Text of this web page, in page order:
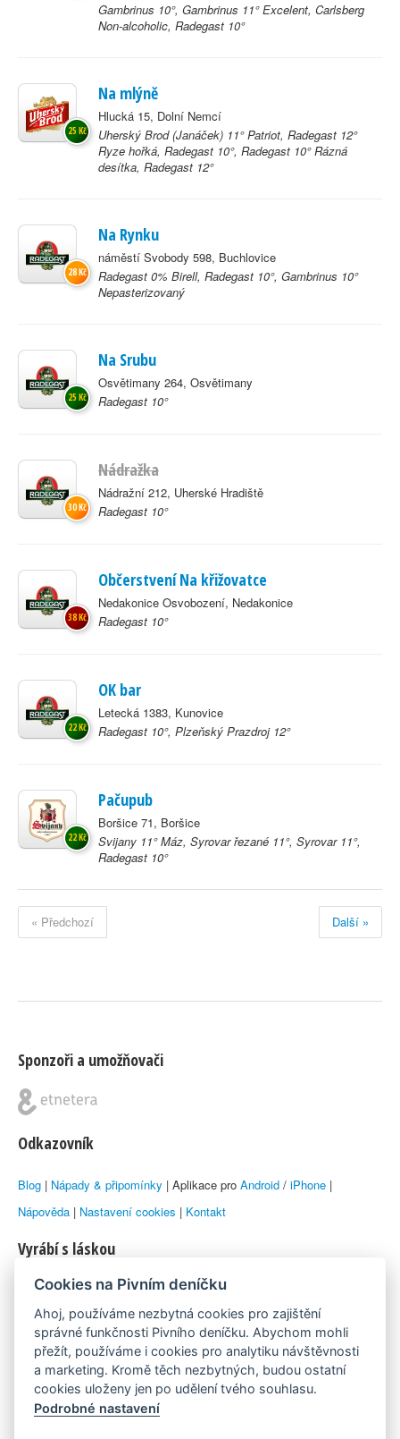
Gambrinus 10°, Gambrinus 11° Excelent, Carlsberg
Non-alcoholic, Radegast 10°
Na mlýně
Hlucká 15, Dolní Nemcí
Uherský Brod (Janáček) 11° Patriot, Radegast 12°
Ryze hořká, Radegast 10°, Radegast 10° Rázná
desítka, Radegast 12°
25 Kč
Na Rynku
náměstí Svobody 598, Buchlovice
Radegast 0% Birell, Radegast 10°, Gambrinus 10°
Nepasterizovaný
28 Kč
Na Srubu
Osvětimany 264, Osvětimany
Radegast 10°
25 Kč
Nádražka
Nádražní 212, Uherské Hradiště
Radegast 10°
30 Kč
Občerstvení Na křižovatce
Nedakonice Osvobození, Nedakonice
Radegast 10°
38 Kč
OK bar
Letecká 1383, Kunovice
Radegast 10°, Plzeňský Prazdroj 12°
22 Kč
Pačupub
Boršice 71, Boršice
Svijany 11° Máz, Syrovar řezané 11°, Syrovar 11°,
Radegast 10°
22 Kč
« Předchozí Další »
Sponzoři a umožňovači
Odkazovník
Blog | Nápady & připomínky | Aplikace pro Android / iPhone |
Nápověda | Nastavení cookies | Kontakt
Vyrábí s láskou
© 2010–2026 byLukáš Zemanaka Emka
Máme rádi
Pivní.info
Poznámka pod čarou
Cookies na Pivním deníčku
Ahoj, používáme nezbytná cookies pro zajištění
správné funkčnosti Pivního deníčku. Abychom mohli
přežít, používáme i cookies pro analytiku návštěvnosti
a marketing. Kromě těch nezbytných, budou ostatní
cookies uloženy jen po udělení tvého souhlasu.
Podrobné nastavení